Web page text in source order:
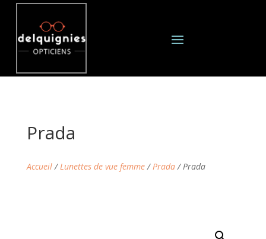
Prada
Accueil/Lunettes de vue femme/Prada/ Prada